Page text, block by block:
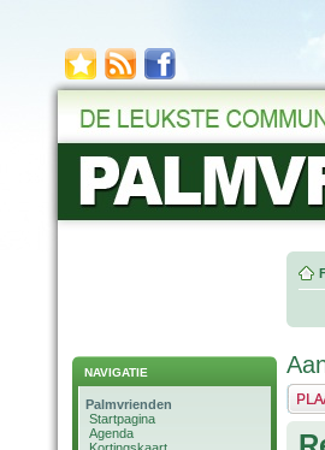
NAVIGATIE
Palmvrienden
Startpagina
Agenda